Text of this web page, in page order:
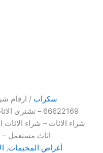
سكراب / ارقام
66622169 –
شراء الاثاث – شراء
اثاث مستعمل
أغراض المخيمات,